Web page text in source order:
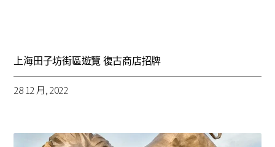
上海田子坊街區遊覽 復古商店招牌
28 12 月, 2022